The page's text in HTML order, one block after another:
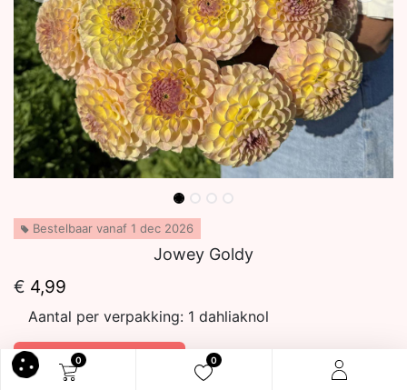
0 0
Bestelbaar vanaf 1 dec 2026
Jowey Goldy
€ 4,99
Aantal per verpakking: 1 dahliaknol
In winkelmandje